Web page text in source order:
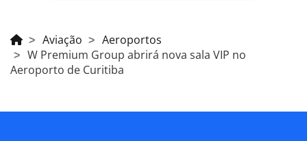
Aviação
Aeroportos
W Premium Group abrirá nova sala VIP no
Aeroporto de Curitiba